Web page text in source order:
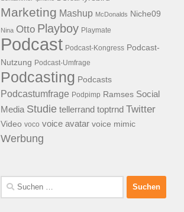
Marketing Mashup McDonalds Niche09
Nina Otto Playboy Playmate
Podcast Podcast-Kongress Podcast-
Nutzung Podcast-Umfrage
Podcasting Podcasts
Podcastumfrage Podpimp Ramses Social
Media Studie tellerrand toptrnd Twitter
Video voco voice avatar voice mimic
Werbung
Suchen
nach: